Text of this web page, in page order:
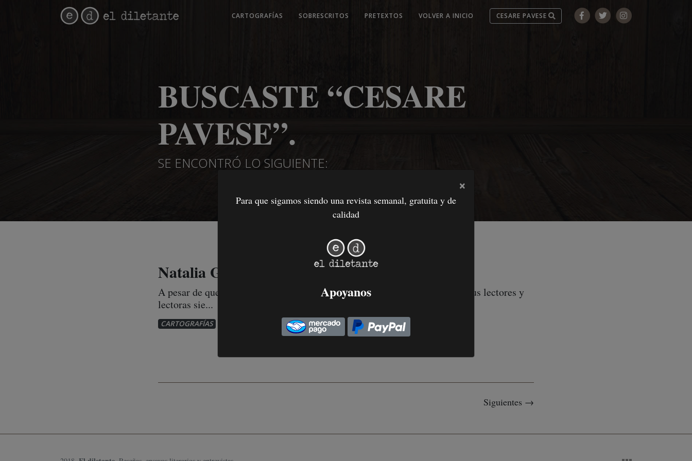
CARTOGRAFÍAS SOBRESCRITOS PRETEXTOS VOLVER A INICIO
BUSCASTE “CESARE
PAVESE”.
SE ENCONTRÓ LO SIGUIENTE:
Natalia Ginzburg, audazmente tímida
A pesar de que la obra de Natalia Ginzburg es sumamente autobiográfica, sus lectores y
lectoras sie...
CARTOGRAFÍAS 13 de Octubre, 2021.
Siguientes →
×
Para que sigamos siendo una revista semanal, gratuita y de
calidad
Apoyanos